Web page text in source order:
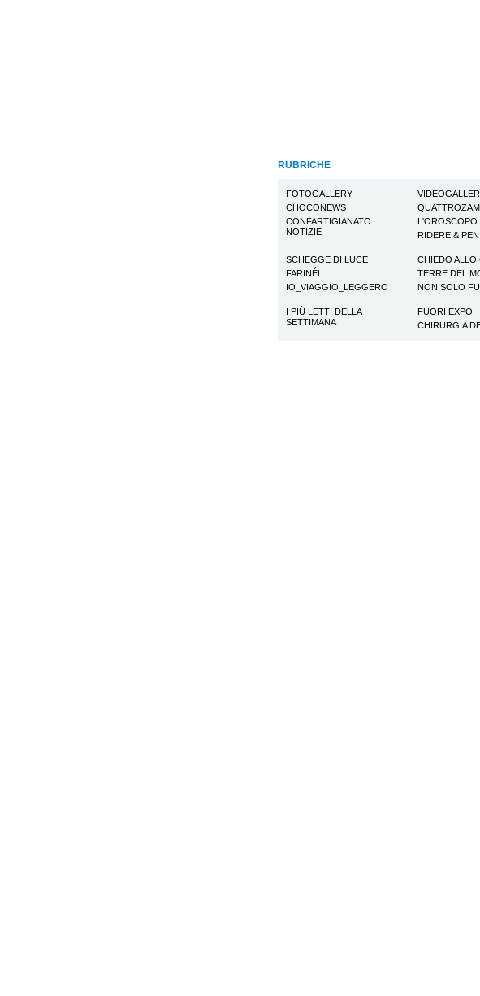
RUBRICHE
FOTOGALLERY
CHOCONEWS
CONFARTIGIANATO
NOTIZIE
L'OROSCOPO
RIDERE &
SCHEGGE DI LUCE
CHIEDO ALLO
FARINÉL
TERRE DEL
IO_VIAGGIO_LEGGERO
NON SOLO
I PIÙ LETTI DELLA
SETTIMANA
FUORI EXPO
CHIRURGIA